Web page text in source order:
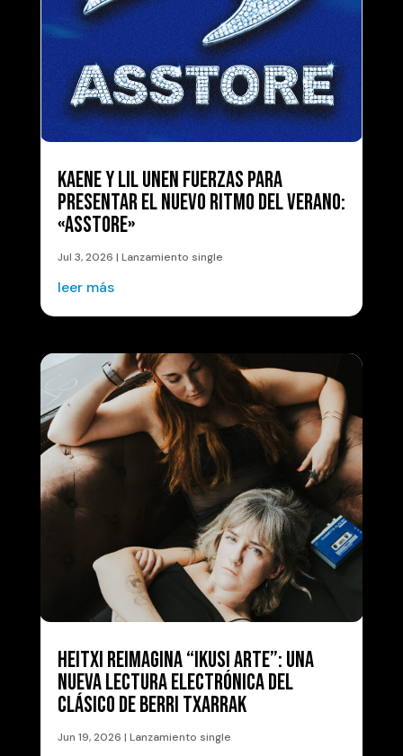
KAENE Y LIL UNEN FUERZAS PARA
PRESENTAR EL NUEVO RITMO DEL VERANO:
«ASSTORE»
Jul 3, 2026 | Lanzamiento single
leer más
HEITXI REIMAGINA “IKUSI ARTE”: UNA
NUEVA LECTURA ELECTRÓNICA DEL
CLÁSICO DE BERRI TXARRAK
Jun 19, 2026 | Lanzamiento single